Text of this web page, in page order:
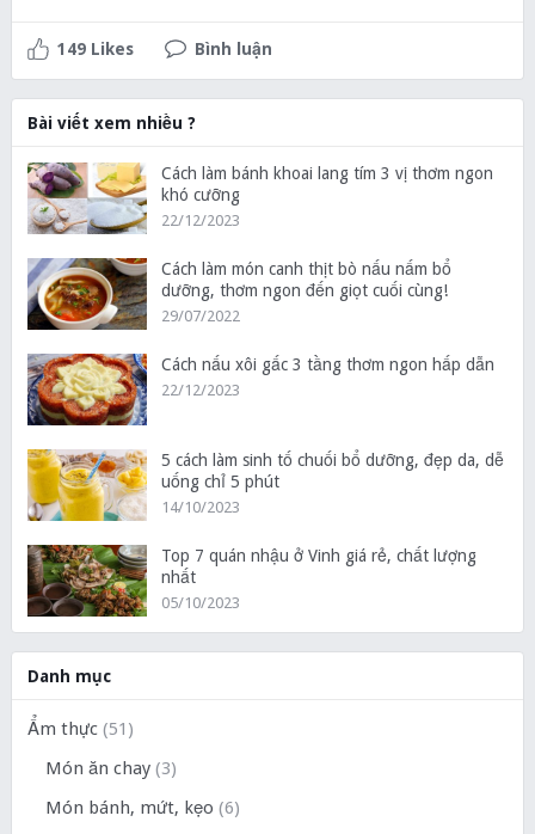
149 Likes Bình luận
Bài viết xem nhiều ?
Cách làm bánh khoai lang tím 3 vị thơm ngon
khó cưỡng
22/12/2023
Cách làm món canh thịt bò nấu nấm bổ
dưỡng, thơm ngon đến giọt cuối cùng!
29/07/2022
Cách nấu xôi gấc 3 tầng thơm ngon hấp dẫn
22/12/2023
5 cách làm sinh tố chuối bổ dưỡng, đẹp da, dễ
uống chỉ 5 phút
14/10/2023
Top 7 quán nhậu ở Vinh giá rẻ, chất lượng
nhất
05/10/2023
Danh mục
Ẩm thực(51)
Món ăn chay(3)
Món bánh, mứt, kẹo (6)